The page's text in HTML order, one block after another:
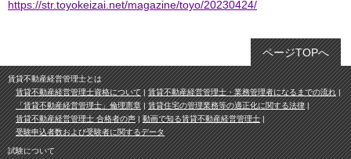
https://str.toyokeizai.net/magazine/toyo/20230424/
ページTOPへ
賃貸不動産経営管理士とは
賃貸不動産経営管理士資格について
賃貸不動産経営管理士・業務管理者になるまでの流れ
「賃貸不動産経営管理士」倫理憲章
賃貸住宅の管理業務等の適正化に関する法律
賃貸不動産経営管理士 合格者の声
動画で知る賃貸不動産経営管理士
受験申込者数および受験者に関するデータ
試験について